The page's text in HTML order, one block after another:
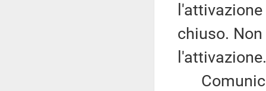
chiuso.
l'attivazione.